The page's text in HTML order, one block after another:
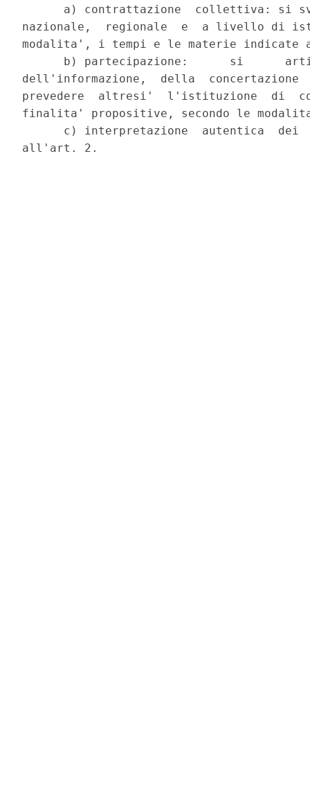
a) contrattazione  collettiva: si
nazionale,  regionale  e  a livello di
modalita', i tempi e le materie
b) partecipazione:      si
dell'informazione,  della
prevedere  altresi'  l'istituzione  di
finalita' propositive, secondo le
c) interpretazione  autentica  dei